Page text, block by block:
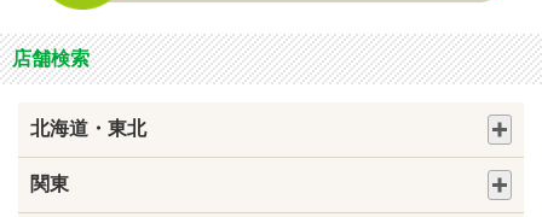
店舗検索
北海道・東北
関東